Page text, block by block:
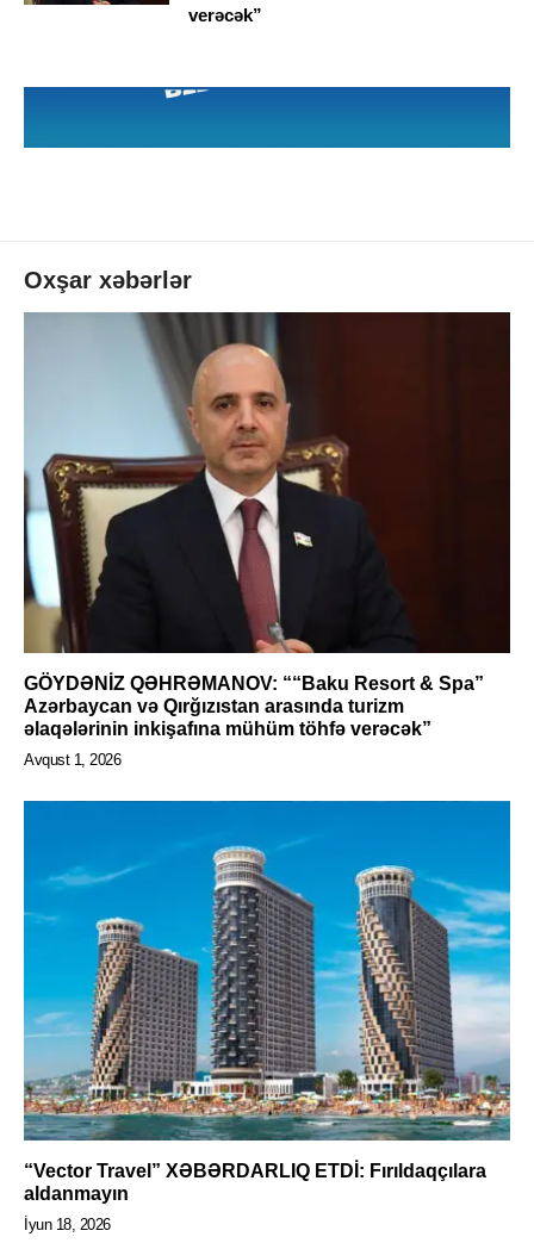
verəcək”
Oxşar xəbərlər
GÖYDƏNİZ QƏHRƏMANOV: ““Baku Resort & Spa”
Azərbaycan və Qırğızıstan arasında turizm
əlaqələrinin inkişafına mühüm töhfə verəcək”
Avqust 1, 2026
“Vector Travel” XƏBƏRDARLIQ ETDİ: Fırıldaqçılara
aldanmayın
İyun 18, 2026